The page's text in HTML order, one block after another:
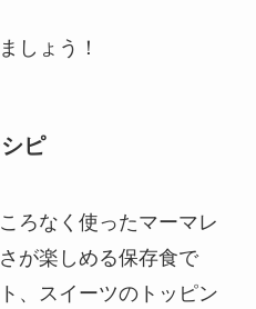
しょう！
ピ
ろなく使ったマーマレ
が楽しめる保存食で
、スイーツのトッピン